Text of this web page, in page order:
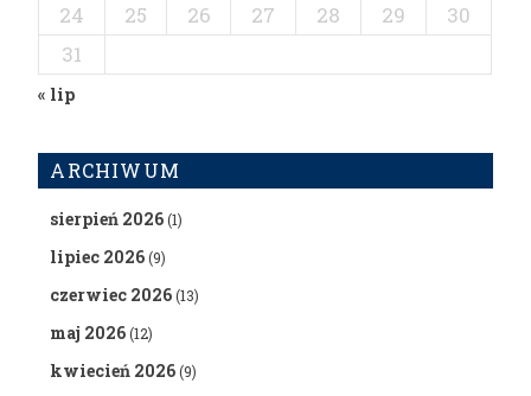
24
25 26 27 28 29
30
31
« lip
ARCHIWUM
sierpień 2026(1)
lipiec 2026(9)
czerwiec 2026(13)
maj 2026(12)
kwiecień 2026(9)